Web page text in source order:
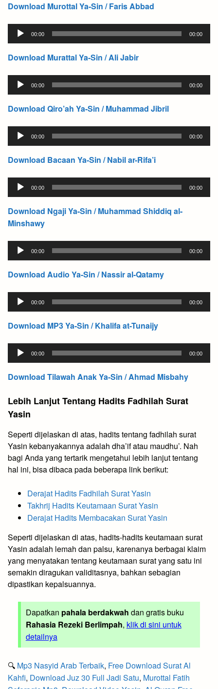
Download Murottal Ya-Sin / Faris Abbad
Audio
Player
00:00 00:00
Download Murattal Ya-Sin / Ali Jabir
Audio
Player
00:00 00:00
Download Qiro’ah Ya-Sin / Muhammad Jibril
Audio
Player
00:00 00:00
Download Bacaan Ya-Sin / Nabil ar-Rifa’i
Audio
Player
00:00 00:00
Download Ngaji Ya-Sin / Muhammad Shiddiq al-
Minshawy
Audio
Player
00:00 00:00
Download Audio Ya-Sin / Nassir al-Qatamy
Audio
Player
00:00 00:00
Download MP3 Ya-Sin / Khalifa at-Tunaijy
Audio
Player
00:00 00:00
Download Tilawah Anak Ya-Sin / Ahmad Misbahy
Lebih Lanjut Tentang Hadits Fadhilah Surat
Yasin
Seperti dijelaskan di atas, hadits tentang fadhilah surat
Yasin kebanyakannya adalah dha’if atau maudhu’. Nah
bagi Anda yang tertarik mengetahui lebih lanjut tentang
hal ini, bisa dibaca pada beberapa link berikut:
Derajat Hadits Fadhilah Surat Yasin
Takhrij Hadits Keutamaan Surat Yasin
Derajat Hadits Membacakan Surat Yasin
Seperti dijelaskan di atas, hadits-hadits keutamaan surat
Yasin adalah lemah dan palsu, karenanya berbagai klaim
yang menyatakan tentang keutamaan surat yang satu ini
semakin diragukan validitasnya, bahkan sebagian
dipastikan kepalsuannya.
Dapatkan pahala berdakwah dan gratis buku
Rahasia Rezeki Berlimpah, klik di sini untuk
detailnya
🔍 Mp3 Nasyid Arab Terbaik, Free Download Surat Al
Kahfi, Download Juz 30 Full Jadi Satu, Murottal Fatih